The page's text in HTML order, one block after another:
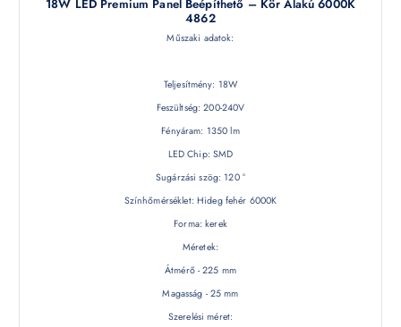
18W LED Premium Panel Beépíthető – Kör Alakú 6000K
4862
Műszaki adatok:
Teljesítmény: 18W
Feszültség: 200-240V
Fényáram: 1350 lm
LED Chip: SMD
Sugárzási szög: 120 °
Színhőmérséklet: Hideg fehér 6000K
Forma: kerek
Méretek:
Átmérő - 225 mm
Magasság - 25 mm
Szerelési méret: